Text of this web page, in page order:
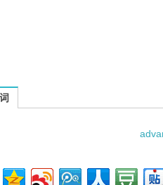
of the party的相关资料：